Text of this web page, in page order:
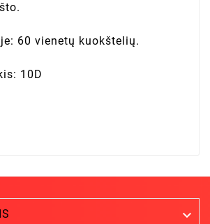
60 vienetų kuokštelių.
10D
